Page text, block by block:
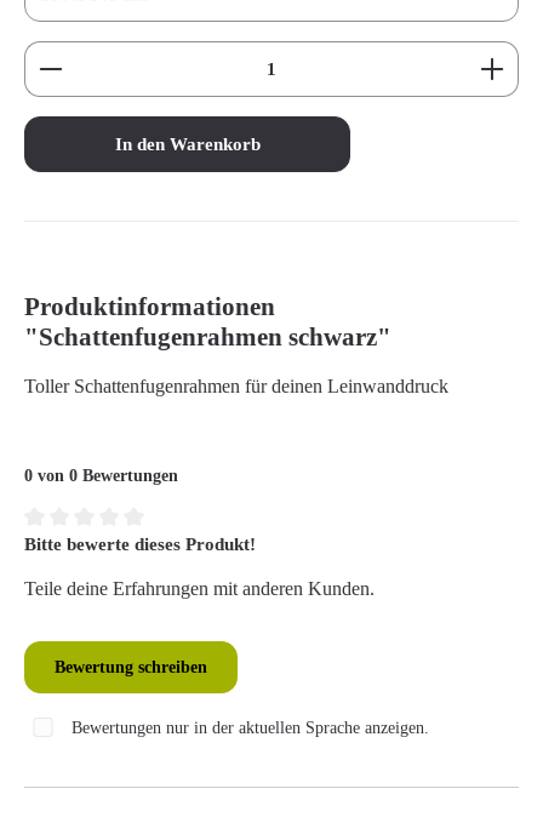
Produkt Anzahl: Gib den gewünschten Wert ein oder
In den Warenkorb
Produktinformationen
"Schattenfugenrahmen schwarz"
Toller Schattenfugenrahmen für deinen Leinwanddruck
0 von 0 Bewertungen
Durchschnittliche Bewertung von 0 von 5 Sternen
Bitte bewerte dieses Produkt!
Teile deine Erfahrungen mit anderen Kunden.
Bewertung schreiben
Bewertungen nur in der aktuellen Sprache anzeigen.